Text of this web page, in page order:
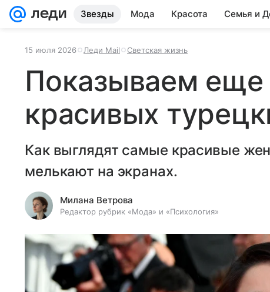
Звезды Мода Красота Семья и
15 июля 2026 Леди Mail Светская жизнь
Показываем
красивых
Как выглядят самые красивые
мелькают на экранах.
Милана Ветрова
Редактор рубрик «Мода» и «Психология»